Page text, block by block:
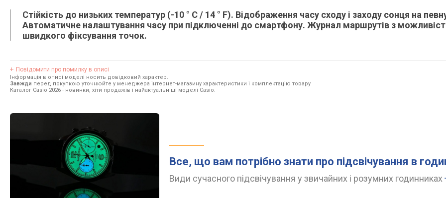
Стійкість до низьких температур (-10 ° C / 14 ° F). Відображення часу сходу і заходу сонця на
Автоматичне налаштування часу при підключенні до смартфону. Журнал маршрутів з
швидкого фіксування точок.
Повідомити про помилку в описі
Інформація в описі моделі носить довідковий характер.
Завжди перед покупкою уточнюйте у менеджера інтернет-магазину характеристики і комплектацію товару
Каталог Casio 2026 - новинки, хіти продажів і найактуальніші моделі Casio.
Все, що вам потрібно знати про підсвічування в
Види сучасного підсвічування у звичайних і розумних годинниках